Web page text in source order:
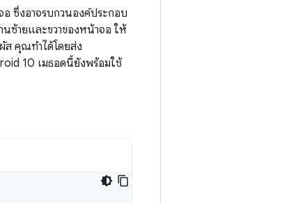
อ ซึ่งอาจรบกวนองค์ประกอบ
ซ้ายและขวาของหน้าจอ ให้
ส คุณทำได้โดยส่ง
10 เมธอดนี้ยังพร้อมใช้